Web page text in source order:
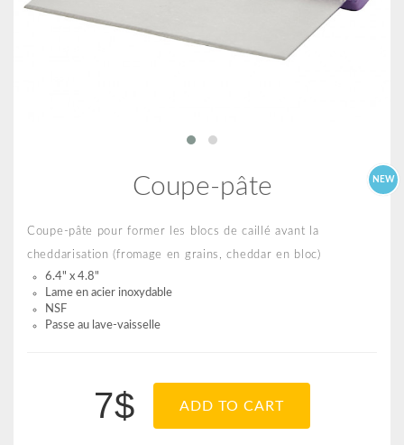
Coupe-pâte NEW
Coupe-pâte pour former les blocs de caillé avant la
cheddarisation (fromage en grains, cheddar en bloc)
6.4" x 4.8"
Lame en acier inoxydable
NSF
Passe au lave-vaisselle
7$ ADD TO CART